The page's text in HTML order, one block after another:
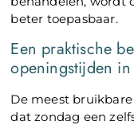
beter toepasbaar.
Een praktische
openingstijden in
De meest
dat zondag een